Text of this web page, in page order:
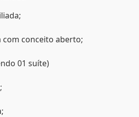
com conceito aberto;
01 suíte)